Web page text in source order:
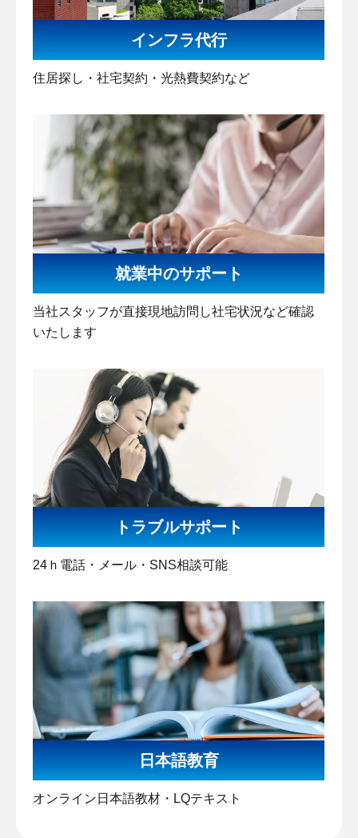
インフラ代行
住居探し・社宅契約・光熱費契約など
就業中のサポート
当社スタッフが直接現地訪問し社宅状況など確認
いたします
トラブルサポート
24ｈ電話・メール・SNS相談可能
日本語教育
オンライン日本語教材・LQテキスト